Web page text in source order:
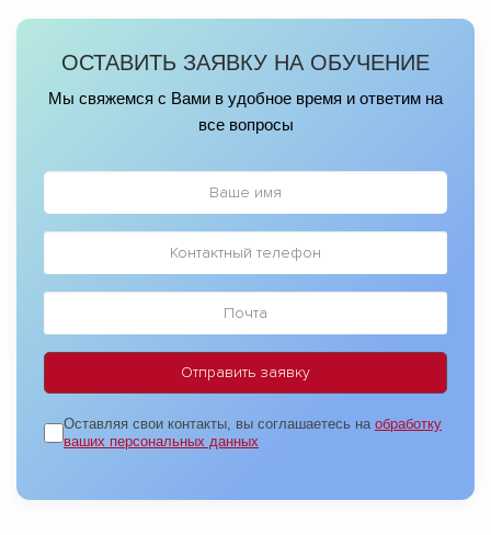
ОСТАВИТЬ ЗАЯВКУ НА ОБУЧЕНИЕ
Мы свяжемся с Вами в удобное время и ответим на
все вопросы
Оставляя свои контакты, вы соглашаетесь на обработку
ваших персональных данных